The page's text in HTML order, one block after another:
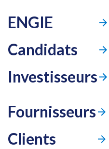
ENGIE
Candidats
Investisseurs
Fournisseurs
Clients